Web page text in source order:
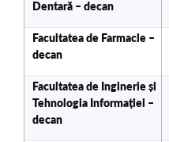
Dentară – decan
Facultatea de Farmacie –
decan
Facultatea de Inginerie și
Tehnologia Informației –
decan